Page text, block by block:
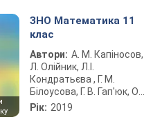
ЗНО Математика 11
клас
Автори: А. М. Капіносов,
Л. Олійник, Л.І.
Кондратьєва , Г. М.
Білоусова, Г. В. Гап'юк, О.
М. Мартинюк, С. В.
Рік: 2019